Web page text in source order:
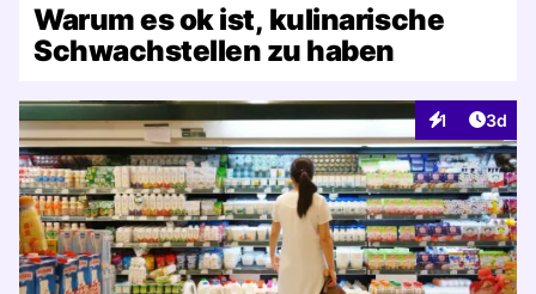
Warum es ok ist, kulinarische
Schwachstellen zu haben
1
Interaktionen
3d